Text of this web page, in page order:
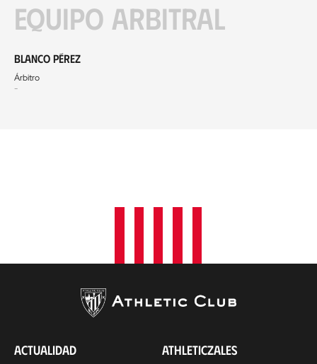
Equipo arbitral
Blanco Pérez
Árbitro
-
ACTUALIDAD ATHLETICZALES